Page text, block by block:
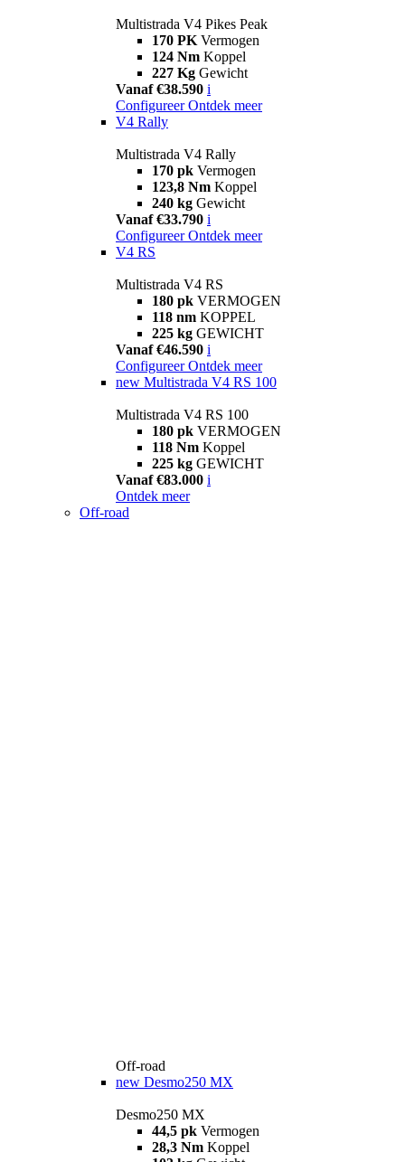
Multistrada V4 Pikes Peak
170 PK Vermogen
124 Nm Koppel
227 Kg Gewicht
Vanaf €38.590 i
Configureer Ontdek meer
V4 Rally
Multistrada V4 Rally
170 pk Vermogen
123,8 Nm Koppel
240 kg Gewicht
Vanaf €33.790 i
Configureer Ontdek meer
V4 RS
Multistrada V4 RS
180 pk VERMOGEN
118 nm KOPPEL
225 kg GEWICHT
Vanaf €46.590 i
Configureer Ontdek meer
new Multistrada V4 RS 100
Multistrada V4 RS 100
180 pk VERMOGEN
118 Nm Koppel
225 kg GEWICHT
Vanaf €83.000 i
Ontdek meer
Off-road
Off-road
new Desmo250 MX
Desmo250 MX
44,5 pk Vermogen
28,3 Nm Koppel